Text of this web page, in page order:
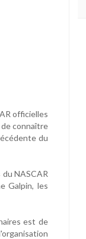
officielles
de connaître
du
NASCAR
Galpin, les
est de